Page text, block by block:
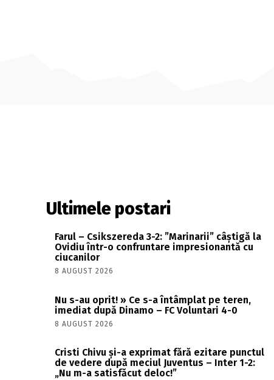
Ultimele postari
Farul – Csikszereda 3-2: ”Marinarii” câștigă la
Ovidiu într-o confruntare impresionantă cu
ciucanilor
8 AUGUST 2026
Nu s-au oprit! » Ce s-a întâmplat pe teren,
imediat după Dinamo – FC Voluntari 4-0
8 AUGUST 2026
Cristi Chivu și-a exprimat fără ezitare punctul
de vedere după meciul Juventus – Inter 1-2:
„Nu m-a satisfăcut deloc!”